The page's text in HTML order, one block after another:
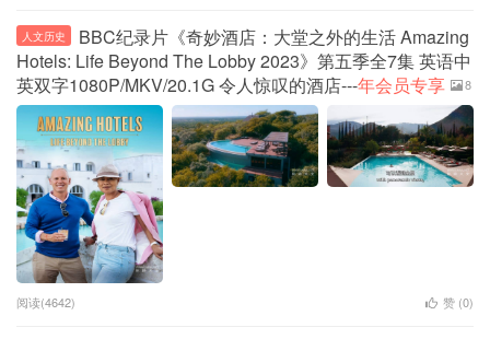
人文历史
BBC纪录片《奇妙酒店：大堂之外的生活 Amazing
Hotels: Life Beyond The Lobby 2023》第五季全7集 英语中
英双字1080P/MKV/20.1G 令人惊叹的酒店---年会员专享 8
阅读(4642) 赞 (0)